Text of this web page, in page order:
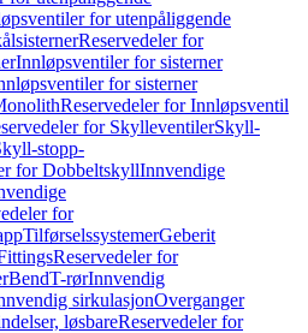
for utenpåliggende
Reservedeler for
Innløpsventiler for sisterner
for sisterner
Reservedeler for Innløpsventil
for SkylleventilerSkyll-
stopp-
for DobbeltskyllInnvendige
for
TilførselssystemerGeberit
Reservedeler for
BendT-rørInnvendig
sirkulasjonOverganger
løsbareReservedeler for